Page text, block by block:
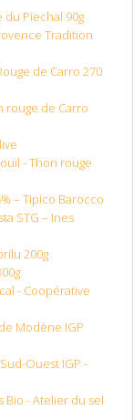
du Piechal 90g
Tradition
de Carro 270
rouge de Carro
- Thon rouge
– Tipico Barocco
STG – Ines
200g
- Coopérative
Modène IGP
Ouest IGP -
Bio - Atelier du sel